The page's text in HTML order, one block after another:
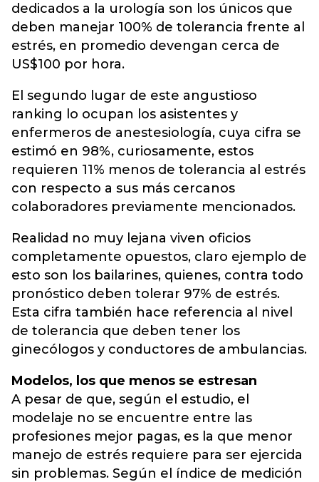
dedicados a la urología son los únicos que
deben manejar 100% de tolerancia frente al
estrés, en promedio devengan cerca de
US$100 por hora.
El segundo lugar de este angustioso
ranking lo ocupan los asistentes y
enfermeros de anestesiología, cuya cifra se
estimó en 98%, curiosamente, estos
requieren 11% menos de tolerancia al estrés
con respecto a sus más cercanos
colaboradores previamente mencionados.
Realidad no muy lejana viven oficios
completamente opuestos, claro ejemplo de
esto son los bailarines, quienes, contra todo
pronóstico deben tolerar 97% de estrés.
Esta cifra también hace referencia al nivel
de tolerancia que deben tener los
ginecólogos y conductores de ambulancias.
Modelos, los que menos se estresan
A pesar de que, según el estudio, el
modelaje no se encuentre entre las
profesiones mejor pagas, es la que menor
manejo de estrés requiere para ser ejercida
sin problemas. Según el índice de medición